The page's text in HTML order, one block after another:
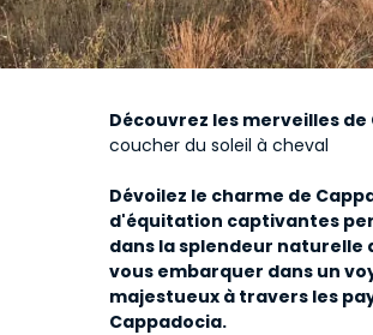
Découvrez les merveilles
coucher du soleil à cheval
Dévoilez le charme de
d'équitation captivantes
dans la splendeur naturelle
vous embarquer dans un
majestueux à travers les
Cappadocia.